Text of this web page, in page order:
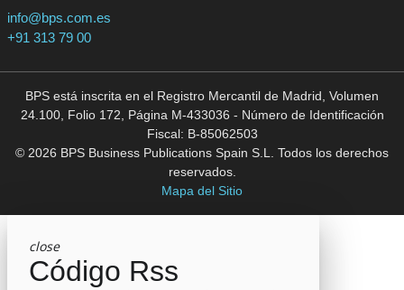
info@bps.com.es
+91 313 79 00
BPS está inscrita en el Registro Mercantil de Madrid, Volumen
24.100, Folio 172, Página M-433036 - Número de Identificación
Fiscal: B-85062503
© 2026 BPS Business Publications Spain S.L. Todos los derechos
reservados.
Mapa del Sitio
close
Código Rss